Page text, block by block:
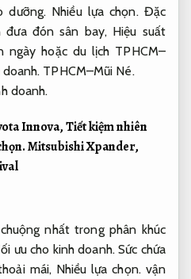
dưỡng. Nhiều lựa chọn.Đặc
đón sân bay, Hiệu suất
hoặc du lịch TPHCM–
doanh. TPHCM–Mũi Né.
doanh.
Innova,Tiết kiệm nhiên
Mitsubishi Xpander,
nhất trong phân khúc
ưu cho kinh doanh. Sức chứa
mái, Nhiều lựa chọn. vận